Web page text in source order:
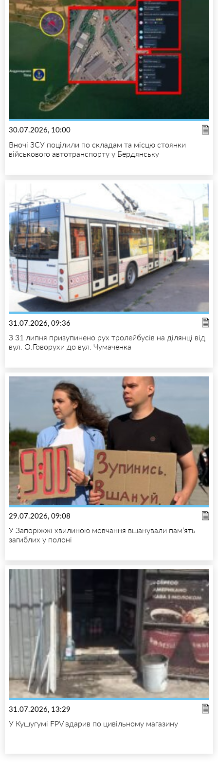
30.07.2026, 10:00
Вночі ЗСУ поцілили по складам та місцю стоянки
військового автотранспорту у Бердянську
31.07.2026, 09:36
З 31 липня призупинено рух тролейбусів на ділянці від
вул. О.Говорухи до вул. Чумаченка
29.07.2026, 09:08
У Запоріжжі хвилиною мовчання вшанували пам’ять
загиблих у полоні
31.07.2026, 13:29
У Кушугумі FPV вдарив по цивільному магазину